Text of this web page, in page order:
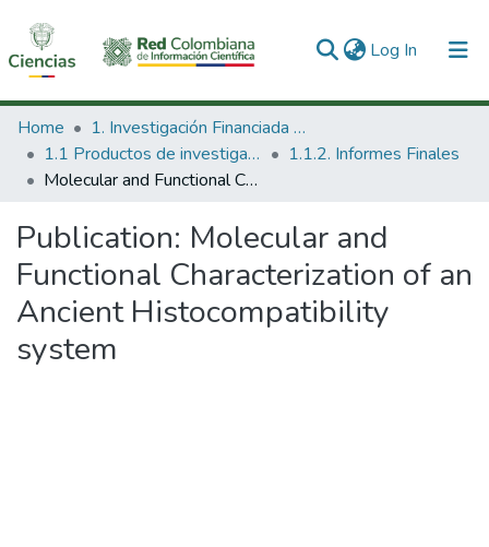
Log In (current)
Communities & Collections
All of DSpace
Home
1. Investigación Financiada con Recursos Públicos
1.1 Productos de investigación
1.1.2. Informes Finales
Molecular and Functional Characterization of an Ancient Histocompatibility system
Publication: Molecular and
Functional Characterization of an
Ancient Histocompatibility
system